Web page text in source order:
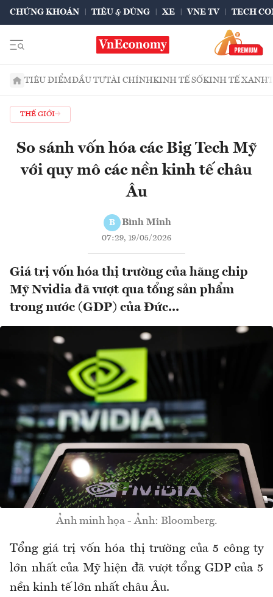
CHỨNG KHOÁN TIÊU & DÙNG XE VNE TV TECH
TIÊU ĐIỂMĐẦU TƯTÀI CHÍNHKINH TẾ SỐKINH TẾ XANH
THẾ GIỚI
So sánh vốn hóa các Big Tech Mỹ
với quy mô các nền kinh tế châu
Âu
B Bình Minh
07:29, 19/05/2026
Giá trị vốn hóa thị trường của hãng chip
Mỹ Nvidia đã vượt qua tổng sản phẩm
trong nước (GDP) của Đức...
Ảnh minh họa - Ảnh: Bloomberg.
Tổng giá trị vốn hóa thị trường của 5 công ty
lớn nhất của Mỹ hiện đã vượt tổng GDP của 5
nền kinh tế lớn nhất châu Âu.